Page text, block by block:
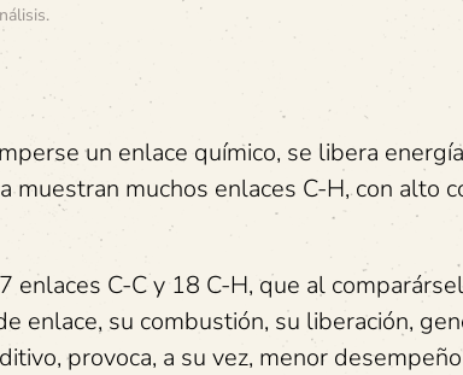
.
un enlace químico, se libera
muestran muchos enlaces C-H, con alto
enlaces C-C y 18 C-H, que al
enlace, su combustión, su liberación,
provoca, a su vez, menor